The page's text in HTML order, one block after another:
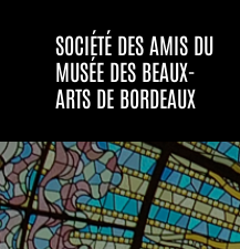
SOCIÉTÉ DES AMIS DU
MUSÉE DES BEAUX-
ARTS DE BORDEAUX